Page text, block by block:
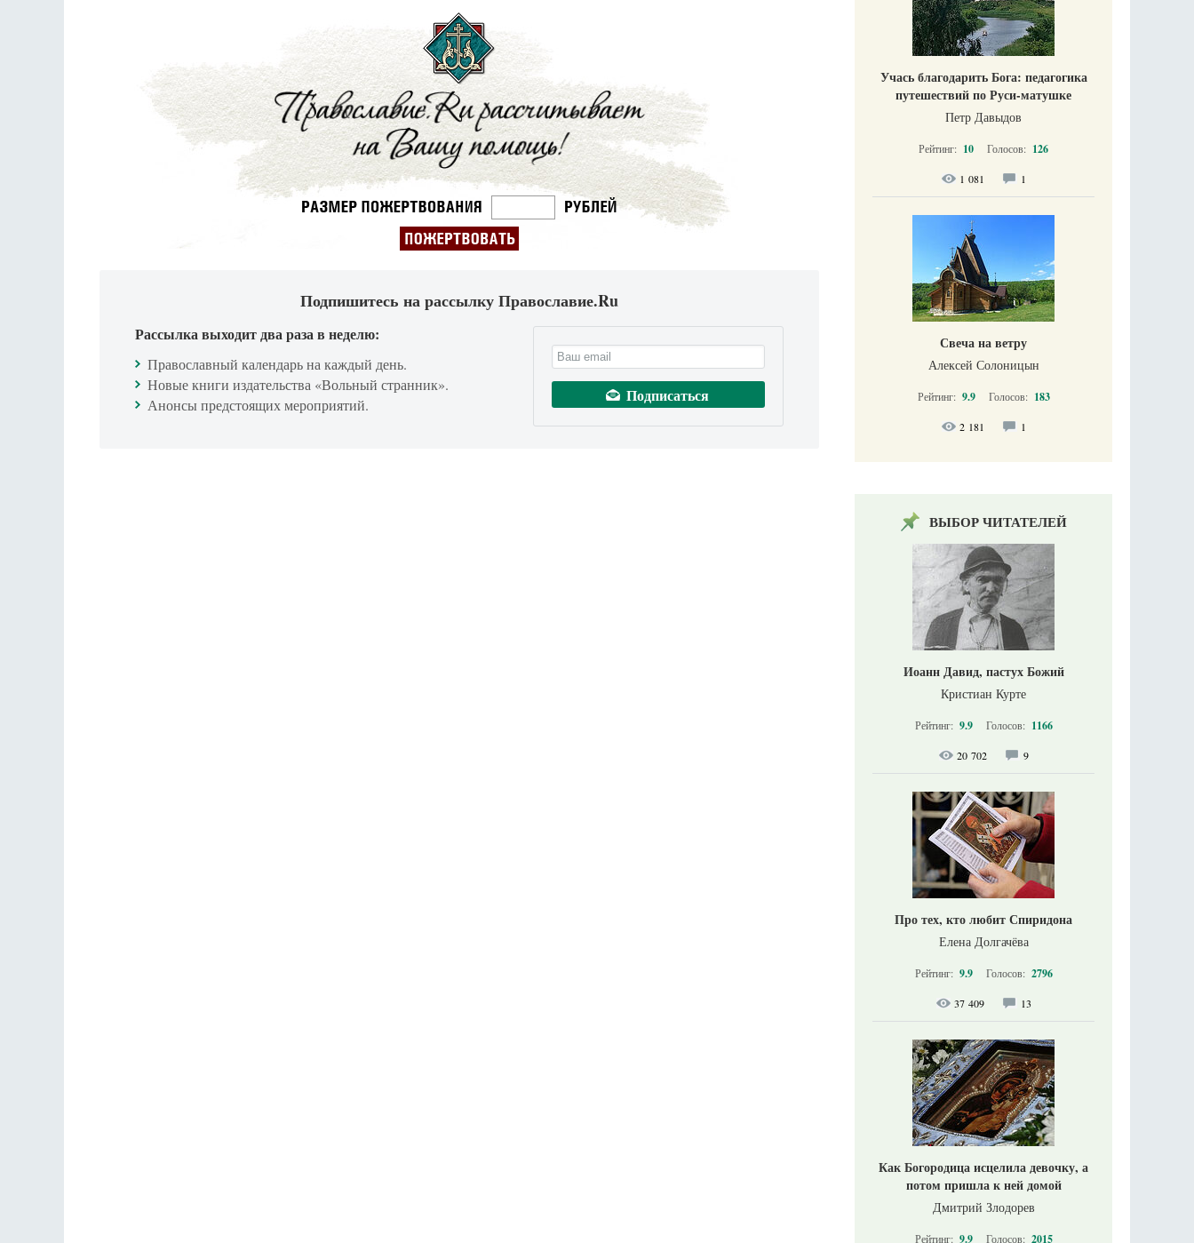
Подпишитесь на рассылку Православие.Ru
Рассылка выходит два раза в неделю:
Православный календарь на каждый день.
Новые книги издательства «Вольный странник».
Анонсы предстоящих мероприятий.
Учась благодарить Бога: педагогика
путешествий по Руси-матушке
Петр Давыдов
Рейтинг: 10 Голосов: 126
1 081 1
Свеча на ветру
Алексей Солоницын
Рейтинг: 9.9 Голосов: 183
2 181 1
ВЫБОР ЧИТАТЕЛЕЙ
Иоанн Давид, пастух Божий
Кристиан Курте
Рейтинг: 9.9 Голосов: 1166
20 702 9
Про тех, кто любит Спиридона
Елена Долгачёва
Рейтинг: 9.9 Голосов: 2796
37 409 13
Как Богородица исцелила девочку, а
потом пришла к ней домой
Дмитрий Злодорев
Рейтинг: 9.9 Голосов: 2015